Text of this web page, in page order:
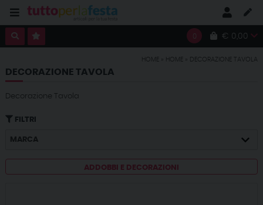
0 € 0,00
HOME HOME DECORAZIONE TAVOLA
DECORAZIONE TAVOLA
Decorazione Tavola
FILTRI
MARCA
ADDOBBI E DECORAZIONI